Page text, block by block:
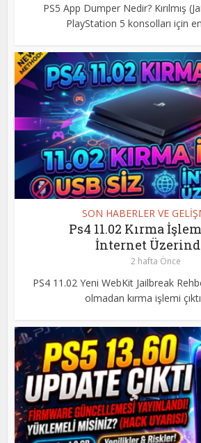
PS5 App Dumper Nedir? Kırılmış
PlayStation 5 konsolları için
SON HABERLER VE
Ps4 11.02 Kırma
İnternet
2 hafta Önce
PS4 11.02 Yeni WebKit Jailbreak
olmadan kırma işlemi